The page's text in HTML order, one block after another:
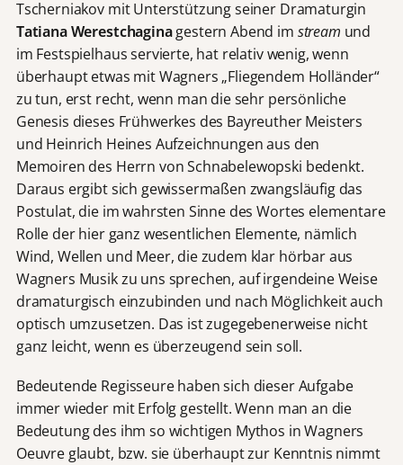
Tscherniakov mit Unterstützung seiner Dramaturgin
Tatiana Werestchaginagestern Abend im stream und
im Festspielhaus servierte, hat relativ wenig, wenn
überhaupt etwas mit Wagners „Fliegendem Holländer“
zu tun, erst recht, wenn man die sehr persönliche
Genesis dieses Frühwerkes des Bayreuther Meisters
und Heinrich Heines Aufzeichnungen aus den
Memoiren des Herrn von Schnabelewopski bedenkt.
Daraus ergibt sich gewissermaßen zwangsläufig das
Postulat, die im wahrsten Sinne des Wortes elementare
Rolle der hier ganz wesentlichen Elemente, nämlich
Wind, Wellen und Meer, die zudem klar hörbar aus
Wagners Musik zu uns sprechen, auf irgendeine Weise
dramaturgisch einzubinden und nach Möglichkeit auch
optisch umzusetzen. Das ist zugegebenerweise nicht
ganz leicht, wenn es überzeugend sein soll.
Bedeutende Regisseure haben sich dieser Aufgabe
immer wieder mit Erfolg gestellt. Wenn man an die
Bedeutung des ihm so wichtigen Mythos in Wagners
Oeuvre glaubt, bzw. sie überhaupt zur Kenntnis nimmt